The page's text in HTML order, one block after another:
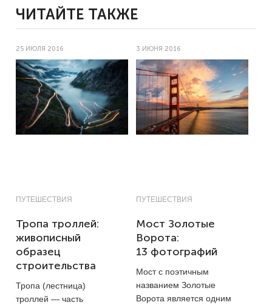
ЧИТАЙТЕ ТАКЖЕ
25 ИЮЛЯ 2016
ПУТЕШЕСТВИЯ
Тропа троллей:
живописный
образец
строительства
Тропа (лестница)
троллей — часть
3 ИЮНЯ 2016
ПУТЕШЕСТВИЯ
Мост Золотые
Ворота:
13 фотографий
Мост с поэтичным
названием Золотые
Ворота является одним